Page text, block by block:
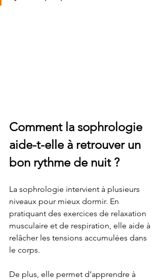
Comment la sophrologie
aide-t-elle à retrouver un
bon rythme de nuit ?
La sophrologie intervient à plusieurs
niveaux pour mieux dormir. En
pratiquant des exercices de relaxation
musculaire et de respiration, elle aide à
relâcher les tensions accumulées dans
le corps.
De plus, elle permet d’apprendre à